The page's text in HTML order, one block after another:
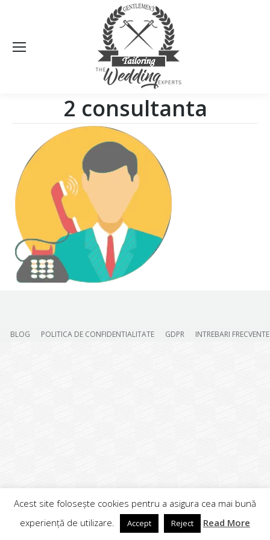
2 consultanta
BLOG POLITICA DE CONFIDENTIALITATE GDPR INTREBARI FRECVENTE
Acest site folosește cookies pentru a asigura cea mai bună
experiență de utilizare.
Accept Reject Read More